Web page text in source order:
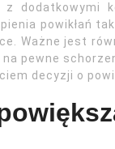
dodatkowymi
powikłań
Ważne jest
pewne
decyzji o